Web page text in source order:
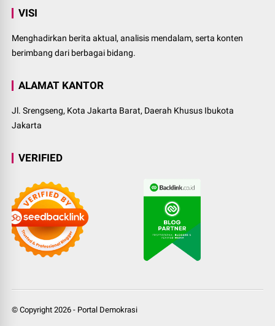
VISI
Menghadirkan berita aktual, analisis mendalam, serta konten
berimbang dari berbagai bidang.
ALAMAT KANTOR
Jl. Srengseng, Kota Jakarta Barat, Daerah Khusus Ibukota
Jakarta
VERIFIED
© Copyright2026 - Portal Demokrasi